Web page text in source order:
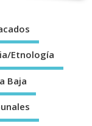
Etnología
Baja